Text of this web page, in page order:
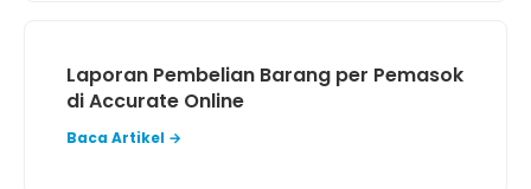
Laporan Pembelian Barang per Pemasok
di Accurate Online
Baca Artikel →